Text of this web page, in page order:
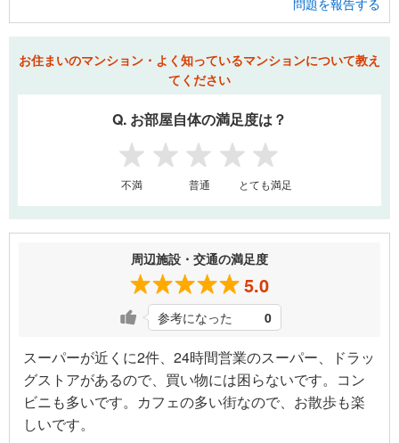
お住まいのマンション・よく知っているマンションについて教え
てください
Q. お部屋自体の満足度は？
1 2 3 4 5
不満 普通 とても満足
周辺施設・交通の満足度
5.0
参考になった 0
スーパーが近くに2件、24時間営業のスーパー、ドラッ
グストアがあるので、買い物には困らないです。コン
ビニも多いです。カフェの多い街なので、お散歩も楽
しいです。